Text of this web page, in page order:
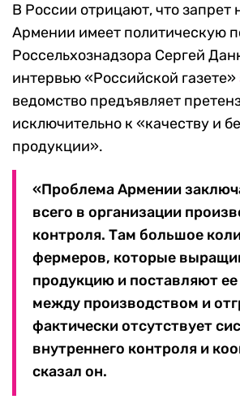
В России отрицают, что запрет
Армении имеет политическую
Россельхознадзора Сергей
интервью «Российской газете»
ведомство предъявляет
исключительно к «качеству и
продукции».
«Проблема Армении
всего в организации
контроля. Там большое
фермеров, которые
продукцию и поставляют
между производством и
фактически отсутствует
внутреннего контроля и
сказал он.